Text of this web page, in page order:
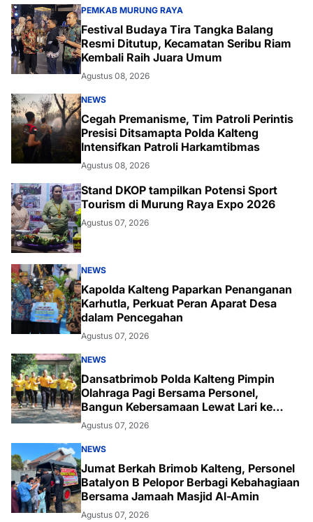
PEMKAB MURUNG RAYA
Festival Budaya Tira Tangka Balang
Resmi Ditutup, Kecamatan Seribu Riam
Kembali Raih Juara Umum
Agustus 08, 2026
NEWS
Cegah Premanisme, Tim Patroli Perintis
Presisi Ditsamapta Polda Kalteng
Intensifkan Patroli Harkamtibmas
Agustus 08, 2026
Stand DKOP tampilkan Potensi Sport
Tourism di Murung Raya Expo 2026
Agustus 07, 2026
NEWS
Kapolda Kalteng Paparkan Penanganan
Karhutla, Perkuat Peran Aparat Desa
dalam Pencegahan
Agustus 07, 2026
NEWS
Dansatbrimob Polda Kalteng Pimpin
Olahraga Pagi Bersama Personel,
Bangun Kebersamaan Lewat Lari ke
Bukit Baranahu
Agustus 07, 2026
NEWS
Jumat Berkah Brimob Kalteng, Personel
Batalyon B Pelopor Berbagi Kebahagiaan
Bersama Jamaah Masjid Al-Amin
Agustus 07, 2026